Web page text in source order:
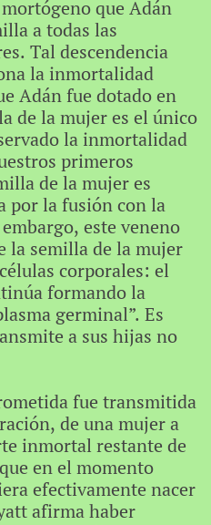
que Adán
a todas las
Tal descendencia
la inmortalidad
Adán fue dotado en
de la mujer es el único
la inmortalidad
primeros
de la mujer es
por la fusión con la
este veneno
la semilla de la mujer
corporales: el
formando la
germinal”. Es
a sus hijas no
fue transmitida
de una mujer a
inmortal restante de
en el momento
efectivamente nacer
afirma haber